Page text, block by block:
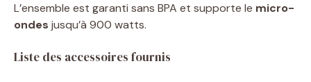
L’ensemble est garanti sans BPA et supporte le micro-
ondes jusqu’à 900 watts.
Liste des accessoires fournis